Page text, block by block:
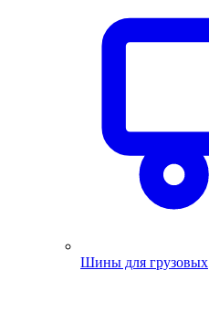
Шины для грузовых